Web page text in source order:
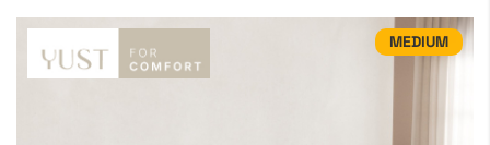
MEDIUM